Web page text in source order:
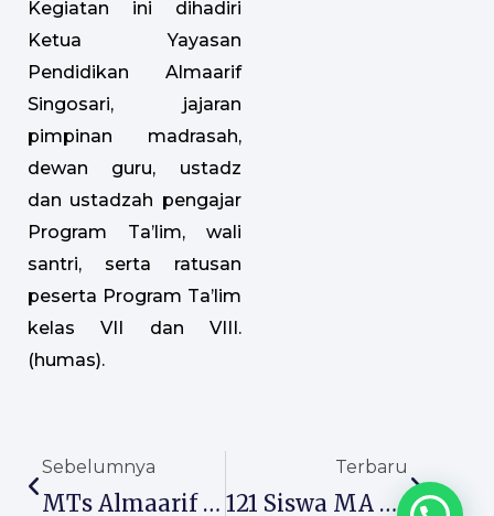
Kegiatan ini dihadiri
Ketua Yayasan
Pendidikan Almaarif
Singosari, jajaran
pimpinan madrasah,
dewan guru, ustadz
dan ustadzah pengajar
Program Ta’lim, wali
santri, serta ratusan
peserta Program Ta’lim
kelas VII dan VIII.
(humas).
Sebelumnya
MTs Almaarif 01 Singosari Tampilkan Beragam Talenta Siswa Dalam Gelar 25 Ekstrakurikuler 2026
Terbaru
121 Siswa MA Almaarif Singosari Lolos Perguruan Tinggi, Bukti Madrasah Mampu Cetak Generasi Kompetitif